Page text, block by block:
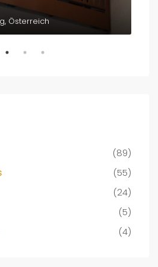
Österreich
(89)
(55)
(24)
(5)
(4)